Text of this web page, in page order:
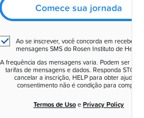
Comece sua jornada
Ao se inscrever, você concorda em receber
mensagens SMS do Rosen Instituto de
A frequência das mensagens varia. Podem ser
tarifas de mensagens e dados. Responda STOP
cancelar a inscrição, HELP para obter ajuda. O
consentimento não é condição para compra.
Termos de Uso e Privacy Policy